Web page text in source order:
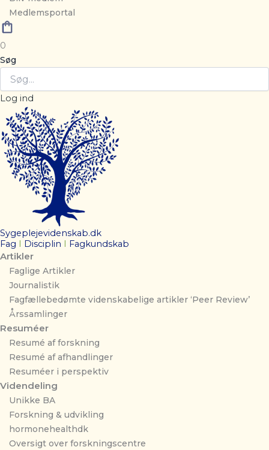
Medlemsportal
0
Søg
Log ind
Sygeplejevidenskab.dk
Fag
Disciplin Fagkundskab
Artikler
Faglige Artikler
Journalistik
Fagfællebedømte videnskabelige artikler ‘Peer Review’
Årssamlinger
Resuméer
Resumé af forskning
Resumé af afhandlinger
Resuméer i perspektiv
Videndeling
Unikke BA
Forskning & udvikling
hormonehealthdk
Oversigt over forskningscentre